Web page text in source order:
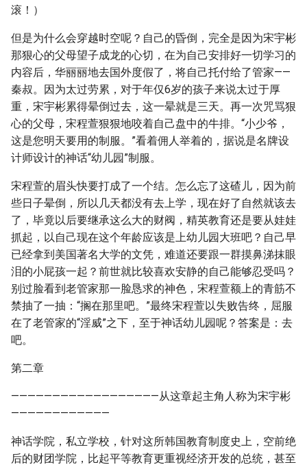
滚！）
但是为什么会穿越时空呢？自己的昏倒，完全是因为宋宇彬
那狠心的父母望子成龙的心切，在为自己安排好一切学习的
内容后，华丽丽地去国外度假了，将自己托付给了管家——
秦叔。因为太过劳累，对于年仅6岁的孩子来说太过于厚
重，宋宇彬累得晕倒过去，这一晕就是三天。再一次咒骂狠
心的父母，宋程萱狠狠地咬着自己盘中的牛排。“小少爷，
这是您明天要用的制服。”看着佣人举着的，据说是名牌设
计师设计的神话“幼儿园”制服。
宋程萱的眉头快要打成了一个结。怎么忘了这碴儿，因为前
些日子晕倒，所以几天都没有去上学，现在好了自然就该去
了，毕竟以后要继承这么大的财阀，精英教育还是要从娃娃
抓起，以自己现在这个年龄应该是上幼儿园大班吧？自己早
已经拿到美国著名大学的文凭，难道还要跟一群摸鼻涕抹眼
泪的小屁孩一起？前世就比较喜欢安静的自己能够忍受吗？
别过脸看到老管家那一脸恳求的神色，宋程萱额上的青筋不
禁抽了一抽：“搁在那里吧。”最终宋程萱以失败告终，屈服
在了老管家的“淫威”之下，至于神话幼儿园呢？答案是：去
吧。
第二章
——————————————————从这章起主角人称为宋宇彬
————————————
神话学院，私立学校，针对这所韩国教育制度史上，空前绝
后的财团学院，比起平等教育更重视经济开发的总统，甚至